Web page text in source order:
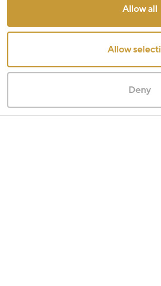
Allow all
Allow
Deny